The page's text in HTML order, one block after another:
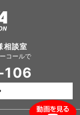
相談室
コールで